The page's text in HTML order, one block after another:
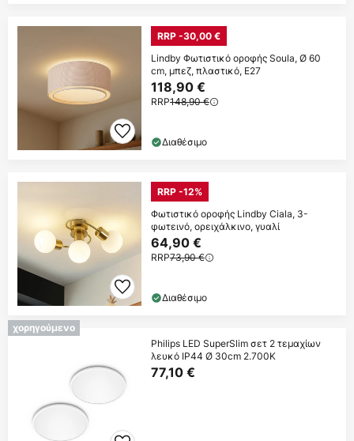
RRP -30,00 €
Lindby Φωτιστικό οροφής Soula, Ø 60
cm, μπεζ, πλαστικό, E27
118,90 €
RRP148,90 €
Διαθέσιμο
RRP -12%
Φωτιστικό οροφής Lindby Ciala, 3-
φωτεινό, ορειχάλκινο, γυαλί
64,90 €
RRP73,90 €
Διαθέσιμο
χορηγούμενο
Philips LED SuperSlim σετ 2 τεμαχίων
λευκό IP44 Ø 30cm 2.700K
77,10 €